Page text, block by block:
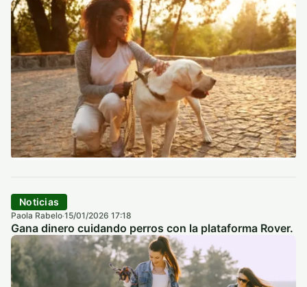
Noticias
Paola Rabelo·15/01/2026 17:18
Gana dinero cuidando perros con la plataforma Rover.